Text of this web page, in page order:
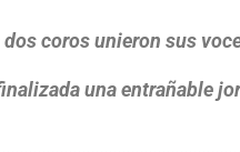
coros unieron sus
una entrañable